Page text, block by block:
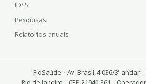
IDSS
Pesquisas
Relatórios anuais
FioSaúde · Av. Brasil, 4.036/3º andar ·
Rio de Janeiro · CEP 21040-361 ·